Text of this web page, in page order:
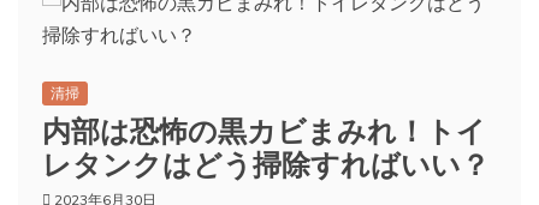
清掃
内部は恐怖の黒カビまみれ！トイ
レタンクはどう掃除すればいい？
2023年6月30日